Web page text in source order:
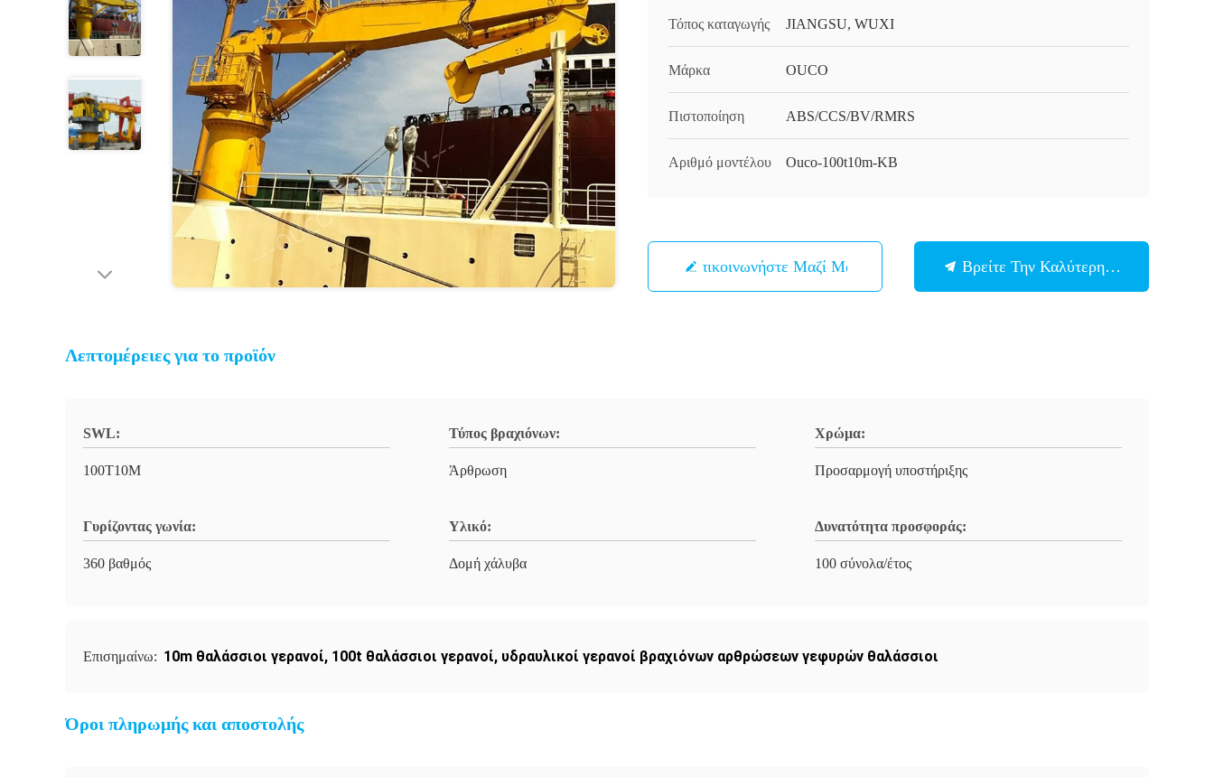
Τόπος καταγωγής JIANGSU, WUXI
Μάρκα OUCO
Πιστοποίηση ABS/CCS/BV/RMRS
Αριθμό μοντέλου Ouco-100t10m-KB
Επικοινωνήστε Μαζί Μας Βρείτε Την Καλύτερη Τιμή
Λεπτομέρειες για το προϊόν
SWL:
100T10M
Τύπος βραχιόνων:
Άρθρωση
Χρώμα:
Προσαρμογή υποστήριξης
Γυρίζοντας γωνία:
360 βαθμός
Υλικό:
Δομή χάλυβα
Δυνατότητα προσφοράς:
100 σύνολα/έτος
Επισημαίνω: 10m θαλάσσιοι γερανοί, 100t θαλάσσιοι γερανοί, υδραυλικοί γερανοί βραχιόνων αρθρώσεων γεφυρών θαλάσσιοι
Όροι πληρωμής και αποστολής